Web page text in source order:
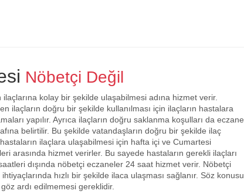
Nöbetçi Değil
ilaçlarına kolay bir şekilde ulaşabilmesi adına hizmet verir.
ilaçların doğru bir şekilde kullanılması için ilaçların hastalara
yapılır. Ayrıca ilaçların doğru saklanma koşulları da eczane
belirtilir. Bu şekilde vatandaşların doğru bir şekilde ilaç
ilaçlara ulaşabilmesi için hafta içi ve Cumartesi
arasında hizmet verirler. Bu sayede hastaların gerekli ilaçları
dışında nöbetçi eczaneler 24 saat hizmet verir. Nöbetçi
hızlı bir şekilde ilaca ulaşması sağlanır. Söz konusu
ardı edilmemesi gereklidir.